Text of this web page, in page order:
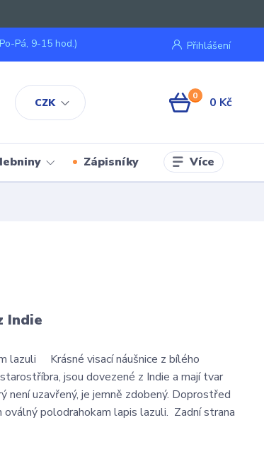
CZK
Přihlášení
Pá, 9-15 hod.)
0 0 Kč
Zápisníky Více
Indie
lazuli Krásné visací náušnice z bílého
jsou dovezené z Indie a mají tvar
není uzavřený, je jemně zdobený. Doprostřed
oválný polodrahokam lapis lazuli. Zadní strana